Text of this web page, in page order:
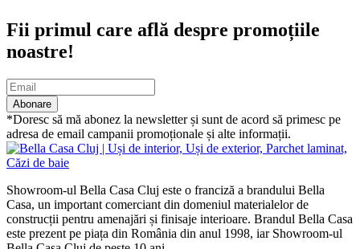
Fii primul care află despre promoțiile
noastre!
Abonare
*Doresc să mă abonez la newsletter și sunt de acord să primesc pe
adresa de email campanii promoționale și alte informații.
Showroom-ul Bella Casa Cluj este o franciză a brandului Bella
Casa, un important comerciant din domeniul materialelor de
construcții pentru amenajări și finisaje interioare. Brandul Bella Casa
este prezent pe piața din România din anul 1998, iar Showroom-ul